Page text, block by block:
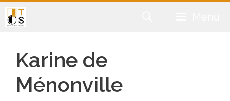
Aller
au
Karine de
Ménonville